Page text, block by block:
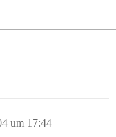
um 17:44